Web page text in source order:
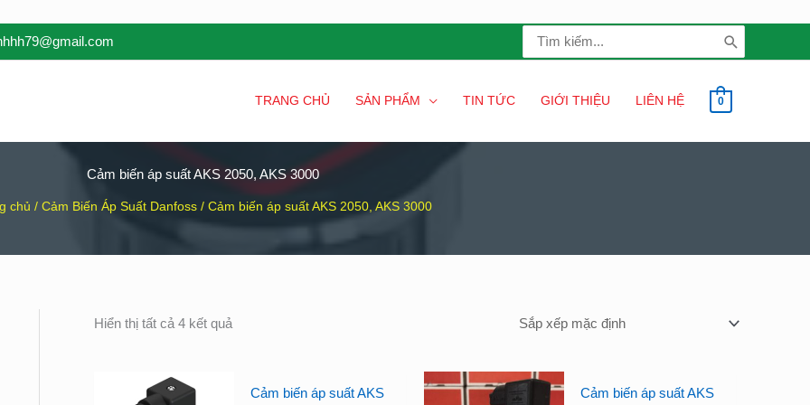
Search
for:
TRANG CHỦ SẢN PHẨM TIN TỨC GIỚI THIỆU LIÊN HỆ 0
Cảm biến áp suất AKS 2050, AKS 3000
chủ / Cảm Biến Áp Suất Danfoss / Cảm biến áp suất AKS 2050, AKS 3000
Hiển thị tất cả 4 kết quả
Cảm biến áp suất AKS
Cảm biến áp suất AKS